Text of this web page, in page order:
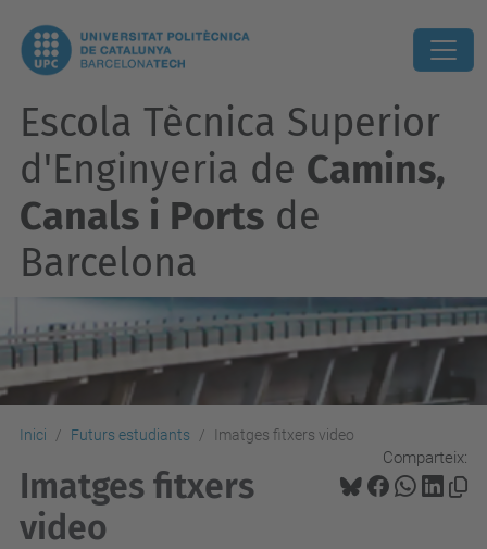
Escola Tècnica Superior
d'Enginyeria de Camins,
Canals i Ports de
Barcelona
Inici Futurs estudiants Imatges fitxers video
Comparteix:
Imatges fitxers
video